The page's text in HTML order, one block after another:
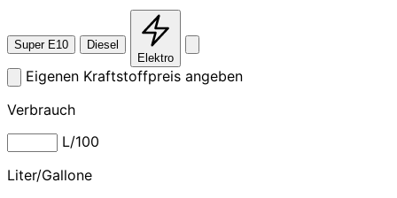
Super E10
Diesel
Elektro
Eigenen Kraftstoffpreis angeben
Verbrauch
L/100
Liter/Gallone